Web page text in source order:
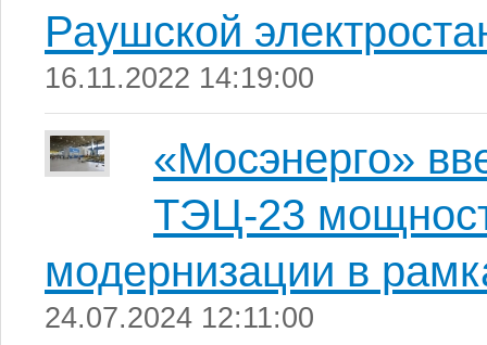
Раушской
16.11.2022 14:19:00
«Мосэнерго»
ТЭЦ-23
модернизации в
24.07.2024 12:11:00